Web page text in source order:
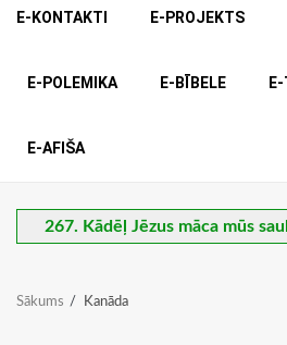
E-KONTAKTI E-PROJEKTS
E-POLEMIKA E-BĪBELE
E-AFIŠA
267. Kādēļ Jēzus māca mūs
Sākums Kanāda